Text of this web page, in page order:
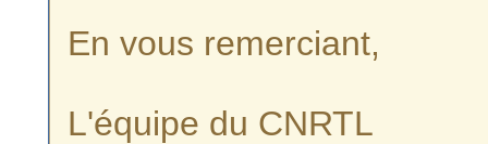
En vous remerciant,
L'équipe du CNRTL